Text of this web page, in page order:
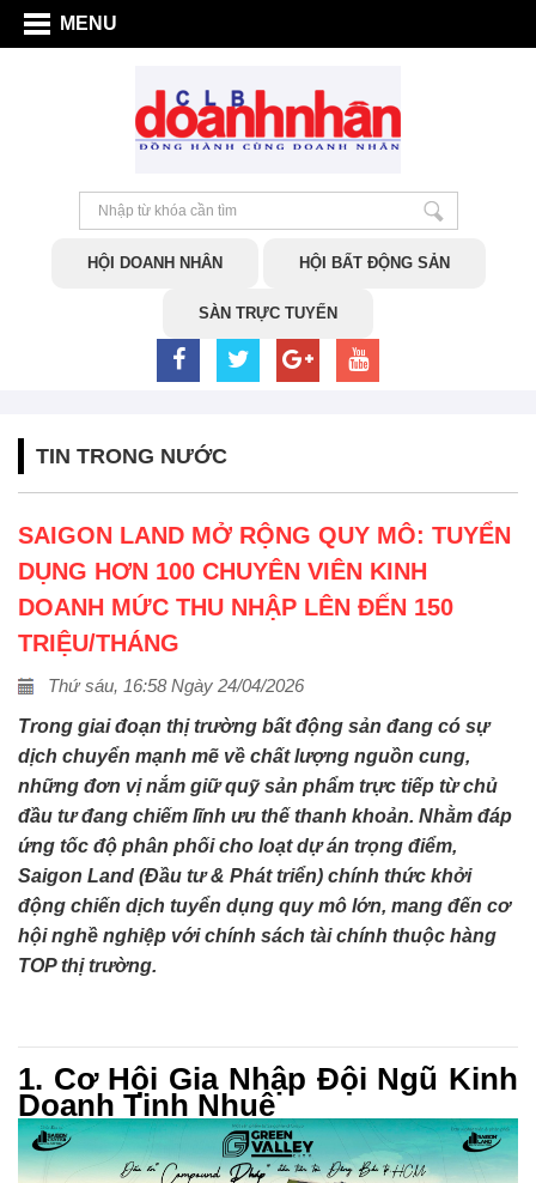
MENU
HỘI DOANH NHÂN HỘI BẤT ĐỘNG SẢN
SÀN TRỰC TUYẾN
TIN TRONG NƯỚC
SAIGON LAND MỞ RỘNG QUY MÔ: TUYỂN
DỤNG HƠN 100 CHUYÊN VIÊN KINH
DOANH MỨC THU NHẬP LÊN ĐẾN 150
TRIỆU/THÁNG
Thứ sáu, 16:58 Ngày 24/04/2026
Trong giai đoạn thị trường bất động sản đang có sự
dịch chuyển mạnh mẽ về chất lượng nguồn cung,
những đơn vị nắm giữ quỹ sản phẩm trực tiếp từ chủ
đầu tư đang chiếm lĩnh ưu thế thanh khoản. Nhằm đáp
ứng tốc độ phân phối cho loạt dự án trọng điểm,
Saigon Land (Đầu tư & Phát triển) chính thức khởi
động chiến dịch tuyển dụng quy mô lớn, mang đến cơ
hội nghề nghiệp với chính sách tài chính thuộc hàng
TOP thị trường.
1. Cơ Hội Gia Nhập Đội Ngũ Kinh
Doanh Tinh Nhuệ